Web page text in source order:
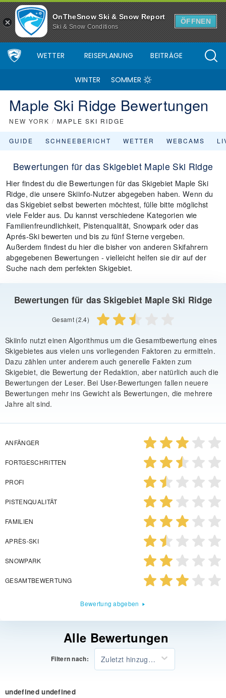
OnTheSnow Ski & Snow Report
Ski & Snow Conditions
ÖFFNEN
WETTER REISEPLANUNG BEITRÄGE
WINTER SOMMER
Maple Ski Ridge Bewertungen
NEW YORK / MAPLE SKI RIDGE
GUIDE SCHNEEBERICHT WETTER WEBCAMS
Bewertungen für das Skigebiet Maple Ski Ridge
Hier findest du die Bewertungen für das Skigebiet Maple Ski
Ridge, die unsere Skiinfo-Nutzer abgegeben haben. Wenn du
das Skigebiet selbst bewerten möchtest, fülle bitte möglichst
viele Felder aus. Du kannst verschiedene Kategorien wie
Familienfreundlichkeit, Pistenqualität, Snowpark oder das
Aprés-Ski bewerten und bis zu fünf Sterne vergeben.
Außerdem findest du hier die bisher von anderen Skifahrern
abgegebenen Bewertungen - vielleicht helfen sie dir auf der
Suche nach dem perfekten Skigebiet.
Bewertungen für das Skigebiet Maple Ski Ridge
Gesamt (2.4)
Skiinfo nutzt einen Algorithmus um die Gesamtbewertung eines
Skigebietes aus vielen uns vorliegenden Faktoren zu ermitteln.
Dazu zählen unter anderem auch generelle Fakten zum
Skigebiet, die Bewertung der Redaktion, aber natürlich auch die
Bewertungen der Leser. Bei User-Bewertungen fallen neuere
Bewertungen mehr ins Gewicht als Bewertungen, die mehrere
Jahre alt sind.
ANFÄNGER
FORTGESCHRITTEN
PROFI
PISTENQUALITÄT
FAMILIEN
APRÈS-SKI
SNOWPARK
GESAMTBEWERTUNG
Bewertung abgeben
Alle Bewertungen
Filtern nach: Zuletzt hinzugefügt
undefined undefined